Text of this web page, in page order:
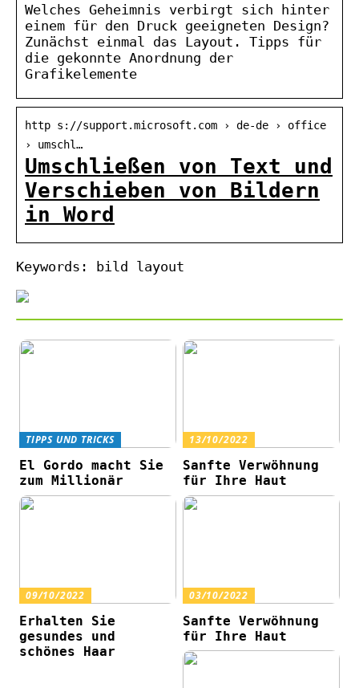
Welches Geheimnis verbirgt sich hinter
einem für den Druck geeigneten Design?
Zunächst einmal das Layout. Tipps für
die gekonnte Anordnung der
Grafikelemente
http s://support.microsoft.com › de-de › office
› umschl…
Umschließen von Text und
Verschieben von Bildern
in Word
Keywords: bild layout
TIPPS UND TRICKS
El Gordo macht Sie
zum Millionär
13/10/2022
Sanfte Verwöhnung
für Ihre Haut
09/10/2022
Erhalten Sie
gesundes und
schönes Haar
03/10/2022
Sanfte Verwöhnung
für Ihre Haut